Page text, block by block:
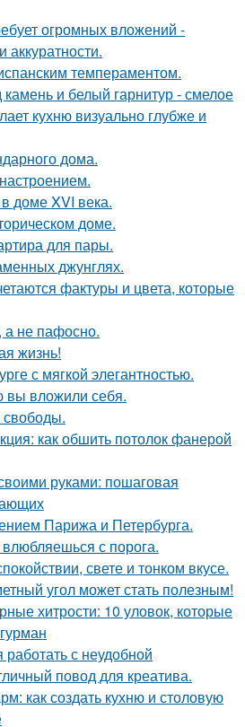
огромных вложений -
аккуратности.
темпераментом.
и белый гарнитур - смелое
кухню визуально глубже и
дома.
доме XVI века.
доме.
для пары.
джунглях.
фактуры и цвета, которые
а не пафосно.
жизнь!
с мягкой элегантностью.
вы вложили себя.
как обшить потолок фанерой
руками: пошаговая
Парижа и Петербурга.
с порога.
свете и тонком вкусе.
угол может стать полезным!
хитрости: 10 уловок, которые
с неудобной
повод для креатива.
как создать кухню и столовую